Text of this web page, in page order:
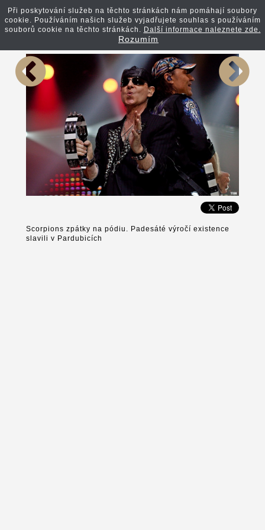
Zpět na článek
Scorpions zpátky na pódiu. Padesáté výročí existence
slavili v Pardubicích
Při poskytování služeb na těchto stránkách nám pomáhají soubory
cookie. Používáním našich služeb vyjadřujete souhlas s používáním
souborů cookie na těchto stránkách. Další informace naleznete zde.
Rozumím